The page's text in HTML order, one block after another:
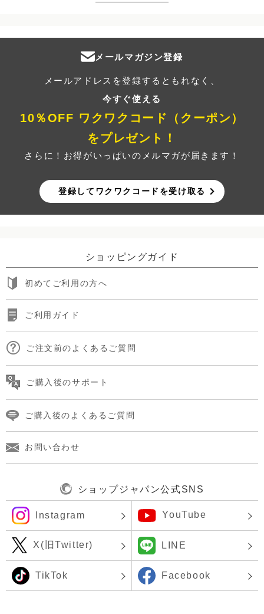
メールマガジン登録
メールアドレスを登録するともれなく、
今すぐ使える
10％OFF ワクワクコード（クーポン）
をプレゼント！
さらに！お得がいっぱいのメルマガが届きます！
登録してワクワクコードを受け取る
ショッピングガイド
初めてご利用の方へ
ご利用ガイド
ご注文前のよくあるご質問
ご購入後のサポート
ご購入後のよくあるご質問
お問い合わせ
ショップジャパン公式SNS
Instagram YouTube
X(旧Twitter) LINE
TikTok Facebook